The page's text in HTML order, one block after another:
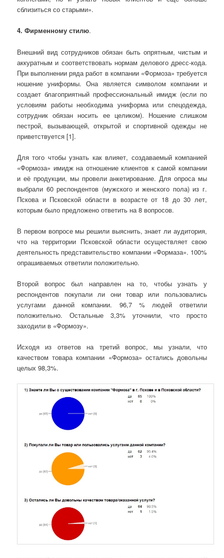
сблизиться со старыми».
4. Фирменному стилю.
Внешний вид сотрудников обязан быть опрятным, чистым и
аккуратным и соответствовать нормам делового дресс-кода.
При выполнении ряда работ в компании «Формоза» требуется
ношение униформы. Она является символом компании и
создает благоприятный профессиональный имидж (если по
условиям работы необходима униформа или спецодежда,
сотрудник обязан носить ее целиком). Ношение слишком
пестрой, вызывающей, открытой и спортивной одежды не
приветствуется [1].
Для того чтобы узнать как влияет, создаваемый компанией
«Формоза» имидж на отношение клиентов к самой компании
и её продукции, мы провели анкетирование. Для опроса мы
выбрали 60 респондентов (мужского и женского пола) из г.
Пскова и Псковской области в возрасте от 18 до 30 лет,
которым было предложено ответить на 8 вопросов.
В первом вопросе мы решили выяснить, знает ли аудитория,
что на территории Псковской области осуществляет свою
деятельность представительство компании «Формаза». 100%
опрашиваемых ответили положительно.
Второй вопрос был направлен на то, чтобы узнать у
респондентов покупали ли они товар или пользовались
услугами данной компании. 96,7 % людей ответили
положительно. Остальные 3,3% уточнили, что просто
заходили в «Формозу».
Исходя из ответов на третий вопрос, мы узнали, что
качеством товара компании «Формоза» остались довольны
целых 98,3%.